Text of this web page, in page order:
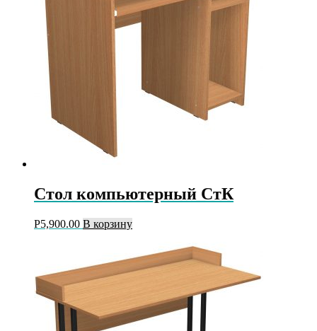
Стол компьютерный СтК
Р5,900.00 В корзину